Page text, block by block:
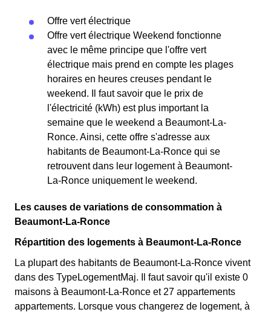
Offre vert électrique
Offre vert électrique Weekend fonctionne
avec le même principe que l'offre vert
électrique mais prend en compte les plages
horaires en heures creuses pendant le
weekend. Il faut savoir que le prix de
l'électricité (kWh) est plus important la
semaine que le weekend a Beaumont-La-
Ronce. Ainsi, cette offre s'adresse aux
habitants de Beaumont-La-Ronce qui se
retrouvent dans leur logement à Beaumont-
La-Ronce uniquement le weekend.
Les causes de variations de consommation à
Beaumont-La-Ronce
Répartition des logements à Beaumont-La-Ronce
La plupart des habitants de Beaumont-La-Ronce vivent
dans des TypeLogementMaj. Il faut savoir qu'il existe 0
maisons à Beaumont-La-Ronce et 27 appartements
appartements. Lorsque vous changerez de logement, à